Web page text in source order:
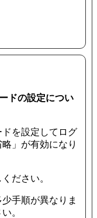
ドの設定につい
を設定してログ
」が有効になり
ださい。
手順が異なりま
。